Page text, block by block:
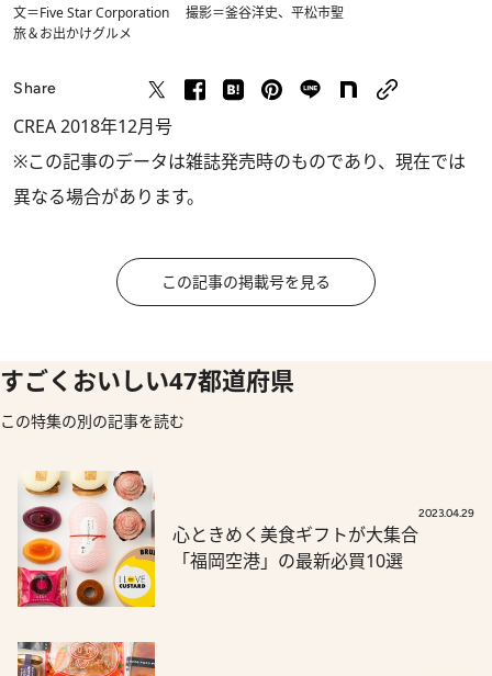
文＝Five Star Corporation 撮影＝釜谷洋史、平松市聖
旅＆お出かけグルメ
Share
CREA 2018年12月号
※この記事のデータは雑誌発売時のものであり、現在では
異なる場合があります。
この記事の掲載号を見る
すごくおいしい47都道府県
この特集の別の記事を読む
2023.04.29
心ときめく美食ギフトが大集合
「福岡空港」の最新必買10選